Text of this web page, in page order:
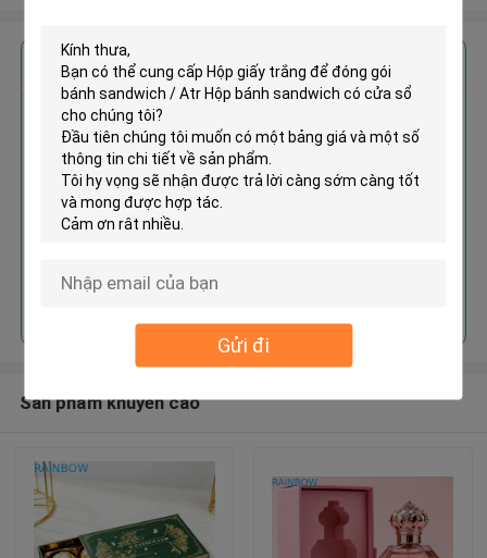
Gửi đi
Nhận giá tốt nhất cho
Hộp giấy trắng để đóng gói bánh
sandwich / Atr Hộp bánh
sandwich có cửa sổ
Tiếp tục
Sản phẩm khuyến cáo